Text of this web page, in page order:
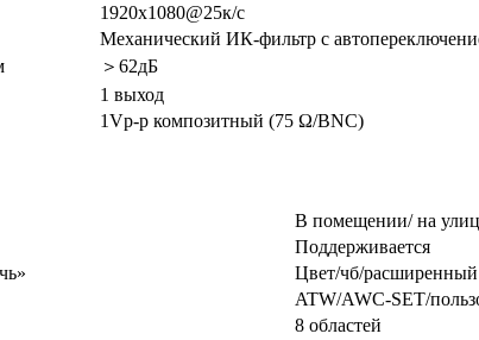
1920х1080@25к/с
Механический ИК-фильтр с
＞62дБ
1 выход
1Vp-p композитный (75 Ω/BNC)
В помещении/ на
Поддерживается
Цвет/чб/расширенный
ATW/AWC-SET/
8 областей